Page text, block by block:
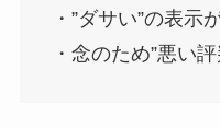
・”ダサい”の表示
・念のため”悪い